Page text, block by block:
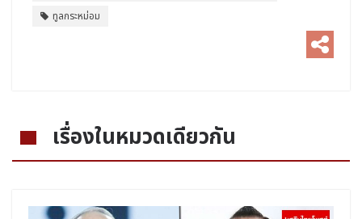
ทูลกระหม่อม
เรื่องในหมวดเดียวกัน